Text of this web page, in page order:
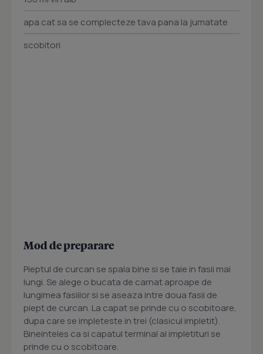
apa cat sa se complecteze tava pana la jumatate
scobitori
Mod de preparare
Pieptul de curcan se spala bine si se taie in fasii mai
lungi. Se alege o bucata de carnat aproape de
lungimea fasiilor si se aseaza intre doua fasii de
piept de curcan. La capat se prinde cu o scobitoare,
dupa care se impleteste in trei (clasicul impletit).
Bineinteles ca si capatul terminal al impletituri se
prinde cu o scobitoare.